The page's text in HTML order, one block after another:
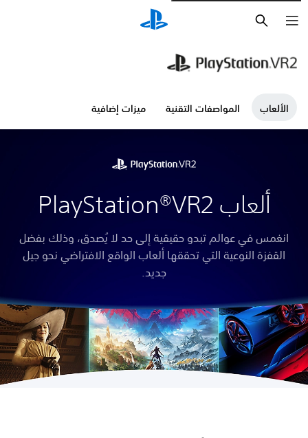
الألعاب المواصفات التقنية ميزات إضافية
ألعاب PlayStation®VR2
انغمس في عوالم تبدو حقيقية إلى حد لا يُصدق، وذلك بفضل
القفزة النوعية التي تحققها ألعاب الواقع الافتراضي نحو جيل
جديد.